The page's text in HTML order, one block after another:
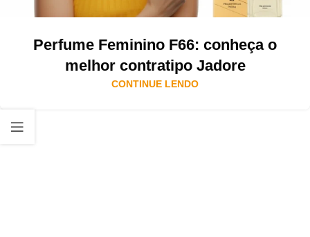
Perfume Feminino F66: conheça o
melhor contratipo Jadore
CONTINUE LENDO